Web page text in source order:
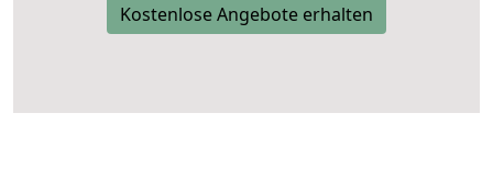
Kostenlose Angebote erhalten